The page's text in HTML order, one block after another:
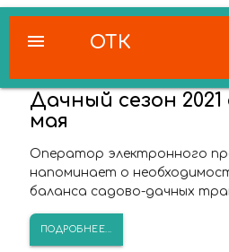
ОТК
menu
Дачный сезон
мая
Оператор электронного
напоминает о
баланса садово-дачных
ПОДРОБНЕЕ...